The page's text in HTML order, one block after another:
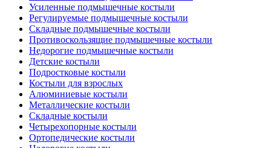
Усиленные подмышечные костыли
Регулируемые подмышечные костыли
Складные подмышечные костыли
Противоскользящие подмышечные костыли
Недорогие подмышечные костыли
Детские костыли
Подростковые костыли
Костыли для взрослых
Алюминиевые костыли
Металлические костыли
Складные костыли
Четырехопорные костыли
Ортопедические костыли